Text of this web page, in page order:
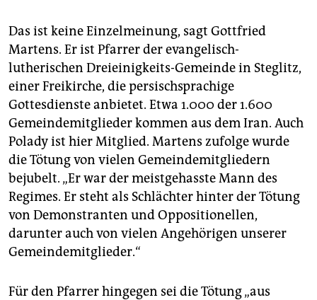
Das ist keine Einzelmeinung, sagt Gottfried
Martens. Er ist Pfarrer der evangelisch-
lutherischen Dreieinigkeits-Gemeinde in Steglitz,
einer Freikirche, die persischsprachige
Gottesdienste anbietet. Etwa 1.000 der 1.600
Gemeindemitglieder kommen aus dem Iran. Auch
Polady ist hier Mitglied. Martens zufolge wurde
die Tötung von vielen Gemeindemitgliedern
bejubelt. „Er war der meistgehasste Mann des
Regimes. Er steht als Schlächter hinter der Tötung
von Demonstranten und Oppositionellen,
darunter auch von vielen Angehörigen unserer
Gemeindemitglieder.“
Für den Pfarrer hingegen sei die Tötung „aus